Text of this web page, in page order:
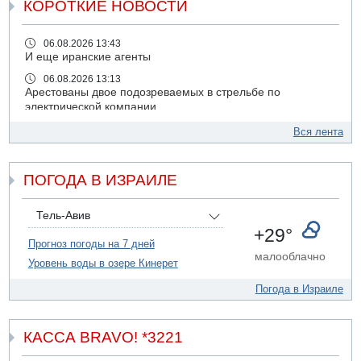
КОРОТКИЕ НОВОСТИ
06.08.2026 13:43
И еще иранские агенты
06.08.2026 13:13
Арестованы двое подозреваемых в стрельбе по
электрической компании
Возле Кирьят-Арбы пожар на местности
06.08.2026 12:06
США не будут давить на Израиль в вопросе Ливана
06.08.2026 11:41
Трое подростков ограбили сексшоп в Холоне
Взрыв в Северном Тель-Авиве
06.08.2026 08:11
Израиль провел испытания системы противоракетной
обороны "Хец"
05.08.2026 18:28
Вся лента
ПОГОДА В ИЗРАИЛЕ
Тель-Авив
Прогноз погоды на 7 дней
Уровень воды в озере Кинерет
+29°
малооблачно
Погода в Израиле
КАССА BRAVO! *3221